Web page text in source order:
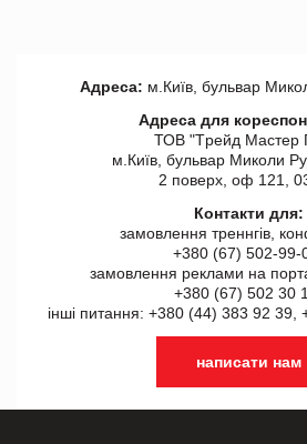
Адреса: м.Київ, бульвар
Адреса для
ТОВ "Tрейд Мастер
м.Київ, бульвар Миколи
2 поверх, оф 121,
Контакти для:
замовлення треннгів,
+380 (67) 502-99-
замовлення реклами на
+380 (67) 502 30
інші питання: +380 (44) 383 92 39,
написати нам